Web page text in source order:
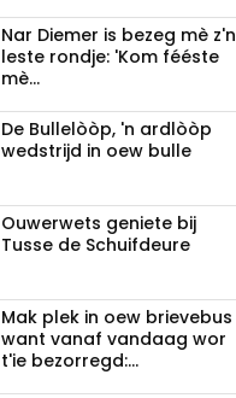
Nar Diemer is bezeg mè z'n
leste rondje: 'Kom fééste
mè...
De Bullelòòp, 'n ardlòòp
wedstrijd in oew bulle
Ouwerwets geniete bij
Tusse de Schuifdeure
Mak plek in oew brievebus
want vanaf vandaag wor
t'ie bezorregd:...